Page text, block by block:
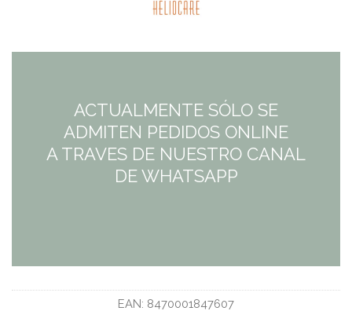
ACTUALMENTE SÓLO SE
ADMITEN PEDIDOS ONLINE
A TRAVES DE NUESTRO CANAL
DE WHATSAPP
EAN: 8470001847607